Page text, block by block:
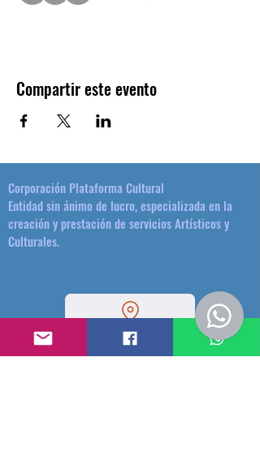
Compartir este evento
Corporación Plataforma Cultural
Entidad sin ánimo de lucro, especializada en la
creación y prestación de servicios Artísticos y
Culturales.
Dirección: Calle 54 # 42 - 44 -Medellín - Colombia.